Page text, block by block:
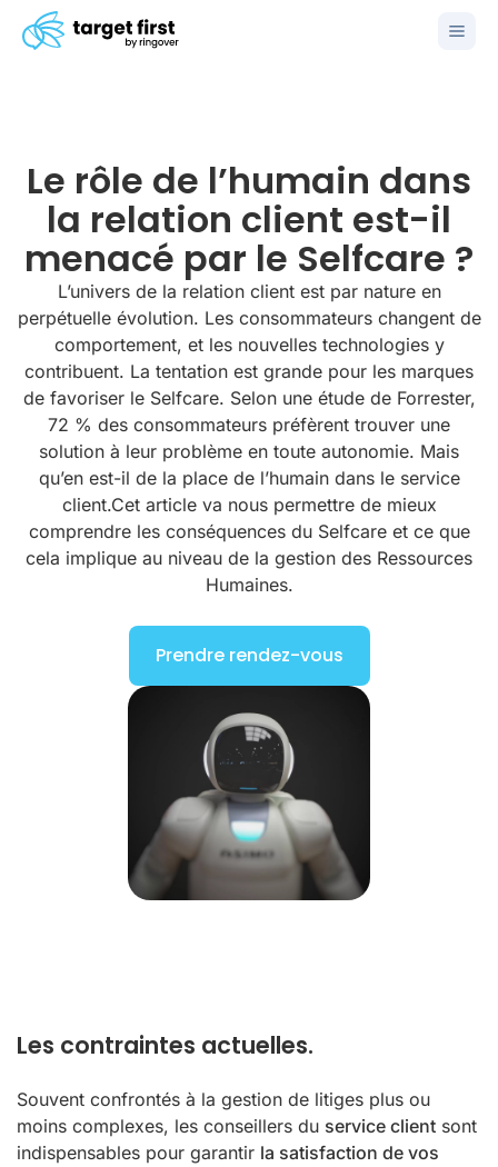
Le rôle de l’humain dans
la relation client est-il
menacé par le Selfcare ?
L’univers de la relation client est par nature en
perpétuelle évolution. Les consommateurs changent de
comportement, et les nouvelles technologies y
contribuent. La tentation est grande pour les marques
de favoriser le Selfcare. Selon une étude de Forrester,
72 % des consommateurs préfèrent trouver une
solution à leur problème en toute autonomie. Mais
qu’en est-il de la place de l’humain dans le service
client.Cet article va nous permettre de mieux
comprendre les conséquences du Selfcare et ce que
cela implique au niveau de la gestion des Ressources
Humaines.
Prendre rendez-vous
Les contraintes actuelles.
Souvent confrontés à la gestion de litiges plus ou
moins complexes, les conseillers du service client sont
indispensables pour garantir la satisfaction de vos